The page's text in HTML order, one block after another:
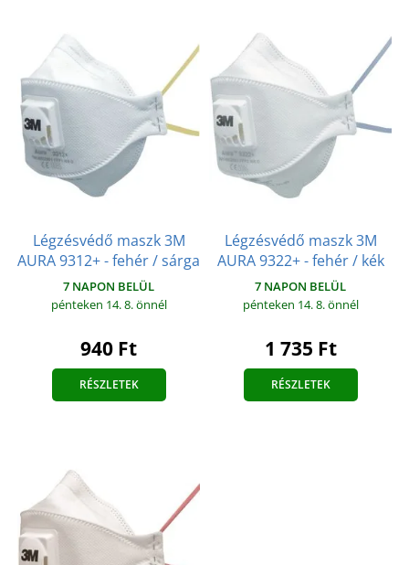
Légzésvédő maszk 3M
AURA 9312+ - fehér / sárga
7 NAPON BELÜL
pénteken 14. 8.önnél
940 Ft
RÉSZLETEK
Légzésvédő maszk 3M
AURA 9322+ - fehér / kék
7 NAPON BELÜL
pénteken 14. 8.önnél
1 735 Ft
RÉSZLETEK